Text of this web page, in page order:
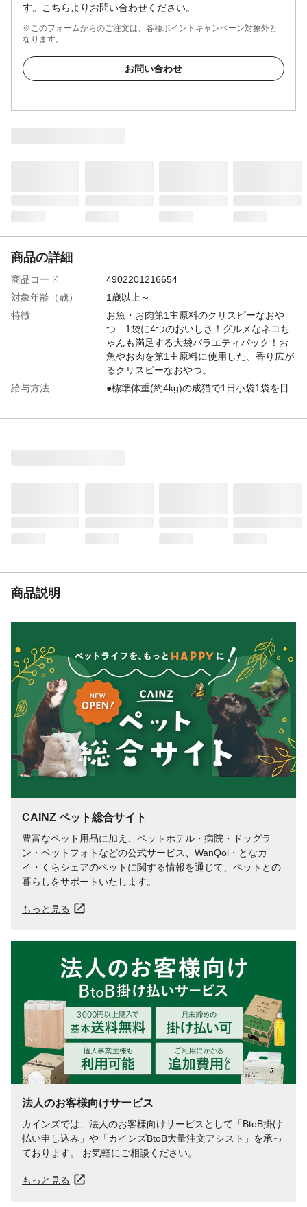
す。こちらよりお問い合わせください。
※このフォームからのご注文は、各種ポイントキャンペーン対象外と
なります。
お問い合わせ
商品の詳細
商品コード
4902201216654
対象年齢（歳）
1歳以上～
特徴
お魚・お肉第1主原料のクリスピーなおや
つ 1袋に4つのおいしさ！グルメなネコち
ゃんも満足する大袋バラエティパック！お
魚やお肉を第1主原料に使用した、香り広が
るクリスピーなおやつ。
給与方法
●標準体重(約4kg)の成猫で1日小袋1袋を目
しらすパウダー、ミネラル類(
たんぱく質:29%以上、脂質:15%以上、粗繊
維:4%以下、灰分9/10%以下、水分8/10%以
下
代謝エネルギー
392/396/403
商品説明
CAINZ ペット総合サイト
豊富なペット用品に加え、ペットホテル・病院・ドッグラ
ン・ペットフォトなどの公式サービス、WanQol・となカ
イ・くらシェアのペットに関する情報を通じて、ペットとの
暮らしをサポートいたします。
もっと見る
法人のお客様向けサービス
カインズでは、法人のお客様向けサービスとして「BtoB掛け
払い申し込み」や「カインズBtoB大量注文アシスト」を承っ
ております。 お気軽にご相談ください。
もっと見る